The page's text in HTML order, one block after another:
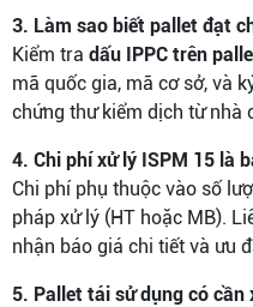
3. Làm sao biết pallet đạt
Kiểm tra dấu IPPC trên
mã quốc gia, mã cơ sở, và
chứng thư kiểm dịch từ nhà
4. Chi phí xử lý ISPM 15 là
Chi phí phụ thuộc vào số
pháp xử lý (HT hoặc MB).
nhận báo giá chi tiết và ưu
5. Pallet tái sử dụng có cần